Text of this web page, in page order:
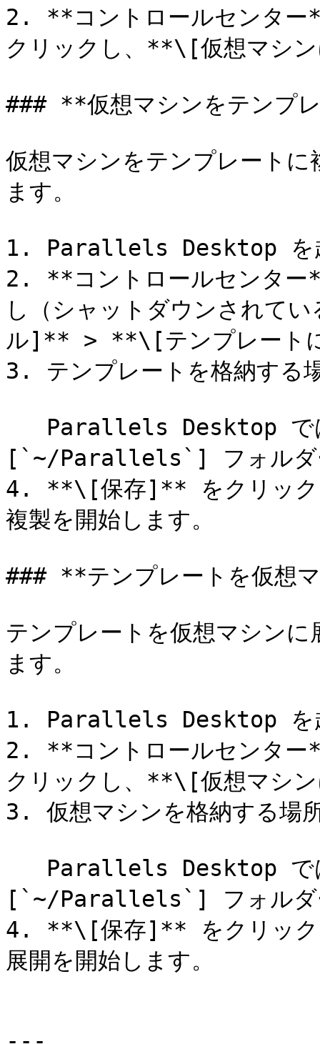
2. **コントロールセンター
クリックし、**\[仮想マシ
### **仮想マシンをテンプ
仮想マシンをテンプレート
ます。
1. Parallels Desktop を
2. **コントロールセンター
し（シャットダウンされて
ル]** > **\[テンプレート
3. テンプレートを格納する
[`~/Parallels`] フォルダ
4. **\[保存]** をクリック
複製を開始します。
### **テンプレートを仮想
テンプレートを仮想マシン
ます。
1. Parallels Desktop を
2. **コントロールセンター
クリックし、**\[仮想マシ
3. 仮想マシンを格納する場
[`~/Parallels`] フォルダ
4. **\[保存]** をクリック
展開を開始します。